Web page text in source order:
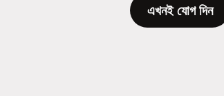
এখনই যোগ দিন